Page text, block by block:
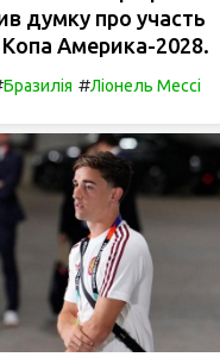
думку про участь
Копа Америка-2028.
Бразилія #Ліонель Мессі